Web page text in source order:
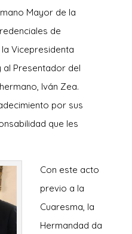
Mayor de la
de
Vicepresidenta
al Presentador del
Iván Zea.
por sus
que les
Con este acto
previo a la
Cuaresma, la
Hermandad da